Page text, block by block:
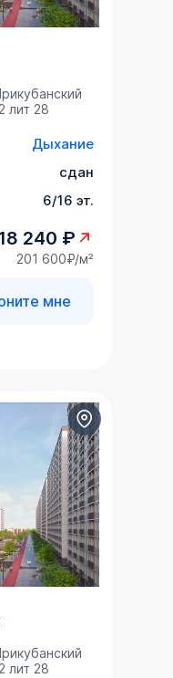
лит 28
Дыхание
сдан
6/16 эт.
240 ₽
201 600₽/м²
мне
лит 28